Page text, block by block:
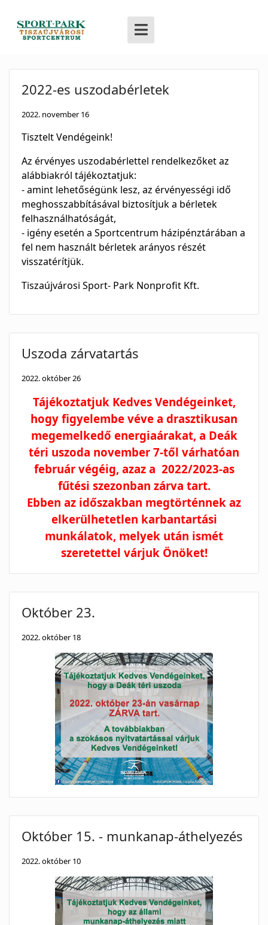
2022-es uszodabérletek
2022. november 16
Tisztelt Vendégeink!
Az érvényes uszodabérlettel rendelkezőket az
alábbiakról tájékoztatjuk:
- amint lehetőségünk lesz, az érvényességi idő
meghosszabbításával biztosítjuk a bérletek
felhasználhatóságát,
- igény esetén a Sportcentrum házipénztárában a
fel nem használt bérletek arányos részét
visszatérítjük.
Tiszaújvárosi Sport- Park Nonprofit Kft.
Uszoda zárvatartás
2022. október 26
Tájékoztatjuk Kedves Vendégeinket,
hogy figyelembe véve a drasztikusan
megemelkedő energiaárakat, a Deák
téri uszoda november 7-től várhatóan
február végéig, azaz a 2022/2023-as
fűtési szezonban zárva tart.
Ebben az időszakban megtörténnek az
elkerülhetetlen karbantartási
munkálatok, melyek után ismét
szeretettel várjuk Önöket!
Október 23.
2022. október 18
Október 15. - munkanap-áthelyezés
2022. október 10